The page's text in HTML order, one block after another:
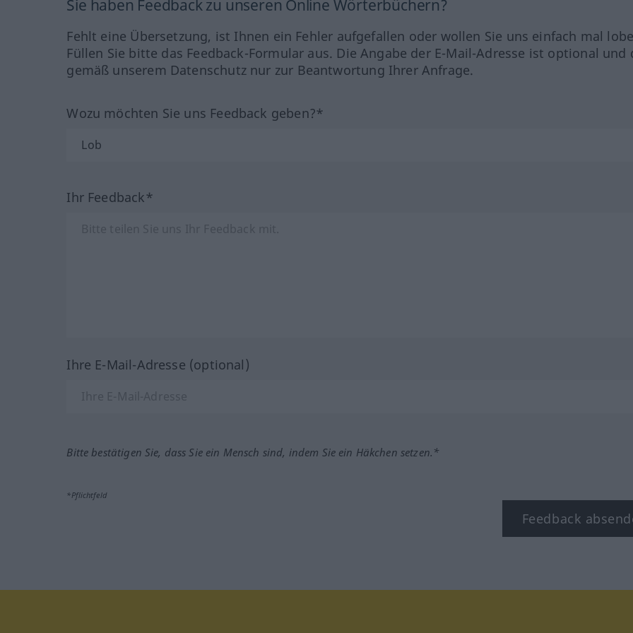
Sie haben Feedback zu unseren Online Wörterbüchern?
Fehlt eine Übersetzung, ist Ihnen ein Fehler aufgefallen oder wollen Sie uns einfach mal
Füllen Sie bitte das Feedback-Formular aus. Die Angabe der E-Mail-Adresse ist optional und
gemäß unserem Datenschutz nur zur Beantwortung Ihrer Anfrage.
Wozu möchten Sie uns Feedback geben?*
Ihr Feedback*
Ihre E-Mail-Adresse (optional)
Bitte bestätigen Sie, dass Sie ein Mensch sind, indem Sie ein Häkchen setzen.*
*Pflichtfeld
Feedback